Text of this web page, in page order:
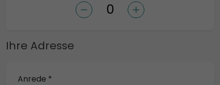
Ihre Adresse
Anrede *